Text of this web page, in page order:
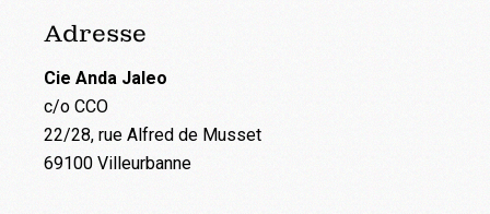
Adresse
Cie Anda Jaleo
c/o CCO
22/28, rue Alfred de Musset
69100 Villeurbanne